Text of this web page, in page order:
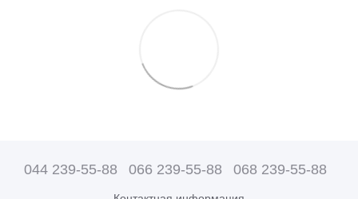
044 239-55-88 066 239-55-88 068 239-55-88